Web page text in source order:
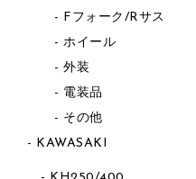
Fフォーク/Rサス
ホイール
外装
電装品
その他
KAWASAKI